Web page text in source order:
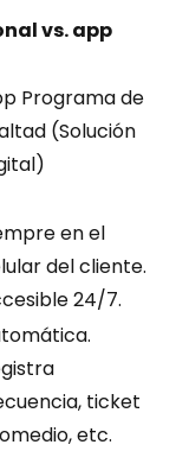
vs. app
Programa de
(Solución
en el
del cliente.
24/7.
ticket
etc.